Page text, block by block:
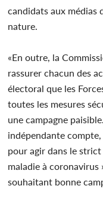
candidats aux médias
nature.
«En outre, la
rassurer chacun des
électoral que les
toutes les mesures
une campagne
indépendante
pour agir dans le
maladie à coronavirus
souhaitant bonne